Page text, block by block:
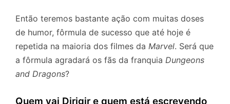
Então teremos bastante ação com muitas doses
de humor, fôrmula de sucesso que até hoje é
repetida na maioria dos filmes da Marvel. Será que
a fôrmula agradará os fãs da franquia Dungeons
and Dragons?
Quem vai Dirigir e quem está escrevendo